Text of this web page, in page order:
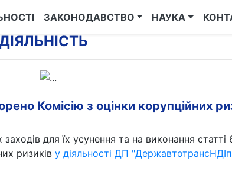
ЗАКОНОДАВСТВО НАУКА
Комісію з оцінки корупційних
для їх усунення та на виконання
ризиків у діяльності ДП